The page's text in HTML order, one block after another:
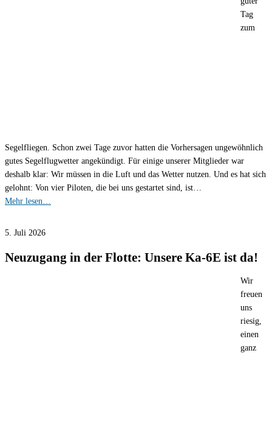
Tag
zum
Segelfliegen. Schon zwei Tage zuvor hatten die Vorhersagen ungewöhnlich
gutes Segelflugwetter angekündigt. Für einige unserer Mitglieder war
deshalb klar: Wir müssen in die Luft und das Wetter nutzen. Und es hat sich
gelohnt: Von vier Piloten, die bei uns gestartet sind, ist…
Mehr lesen…
5. Juli 2026
Neuzugang in der Flotte: Unsere Ka-6E ist da!
Wir
freuen
uns
riesig,
einen
ganz